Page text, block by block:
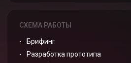
СХЕМА РАБОТЫ
Брифинг
Разработка прототипа